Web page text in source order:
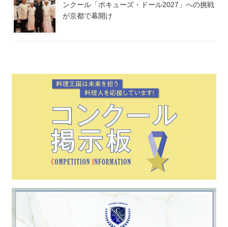
ンクール「ボキューズ・ドール2027」への挑戦
が京都で幕開け